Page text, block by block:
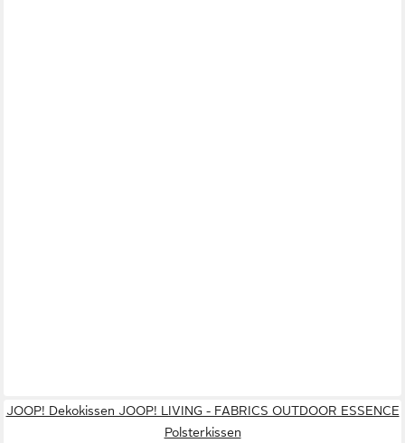
JOOP! Dekokissen JOOP! LIVING - FABRICS OUTDOOR ESSENCE
Polsterkissen